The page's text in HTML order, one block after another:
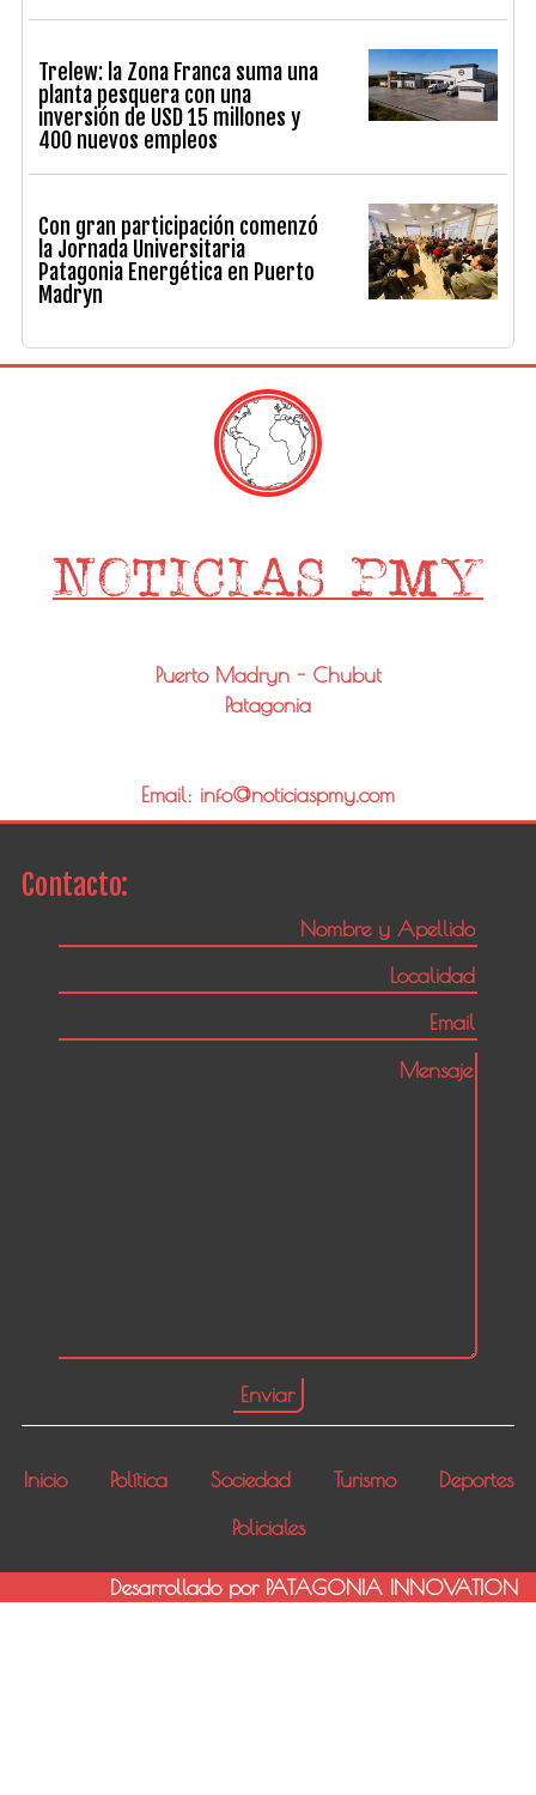
Trelew: la Zona Franca suma una
planta pesquera con una
inversión de USD 15 millones y
400 nuevos empleos
Con gran participación comenzó
la Jornada Universitaria
Patagonia Energética en Puerto
Madryn
Puerto Madryn - Chubut
Patagonia
Email: info@noticiaspmy.com
Contacto:
Inicio Política Sociedad Turismo
Deportes
Policiales
Desarrollado por PATAGONIA INNOVATION